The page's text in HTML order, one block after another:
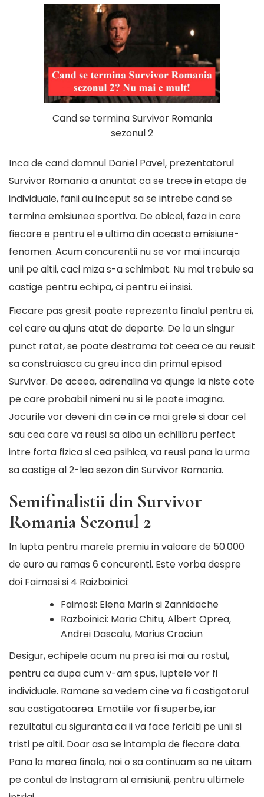
Cand se termina Survivor Romania
sezonul 2
Inca de cand domnul Daniel Pavel, prezentatorul
Survivor Romania a anuntat ca se trece in etapa de
individuale, fanii au inceput sa se intrebe cand se
termina emisiunea sportiva. De obicei, faza in care
fiecare e pentru el e ultima din aceasta emisiune-
fenomen. Acum concurentii nu se vor mai incuraja
unii pe altii, caci miza s-a schimbat. Nu mai trebuie sa
castige pentru echipa, ci pentru ei insisi.
Fiecare pas gresit poate reprezenta finalul pentru ei,
cei care au ajuns atat de departe. De la un singur
punct ratat, se poate destrama tot ceea ce au reusit
sa construiasca cu greu inca din primul episod
Survivor. De aceea, adrenalina va ajunge la niste cote
pe care probabil nimeni nu si le poate imagina.
Jocurile vor deveni din ce in ce mai grele si doar cel
sau cea care va reusi sa aiba un echilibru perfect
intre forta fizica si cea psihica, va reusi pana la urma
sa castige al 2-lea sezon din Survivor Romania.
Semifinalistii din Survivor
Romania Sezonul 2
In lupta pentru marele premiu in valoare de 50.000
de euro au ramas 6 concurenti. Este vorba despre
doi Faimosi si 4 Raizboinici:
Faimosi: Elena Marin si Zannidache
Razboinici: Maria Chitu, Albert Oprea,
Andrei Dascalu, Marius Craciun
Desigur, echipele acum nu prea isi mai au rostul,
pentru ca dupa cum v-am spus, luptele vor fi
individuale. Ramane sa vedem cine va fi castigatorul
sau castigatoarea. Emotiile vor fi superbe, iar
rezultatul cu siguranta ca ii va face fericiti pe unii si
tristi pe altii. Doar asa se intampla de fiecare data.
Pana la marea finala, noi o sa continuam sa ne uitam
pecontul de Instagram al emisiunii, pentru ultimele